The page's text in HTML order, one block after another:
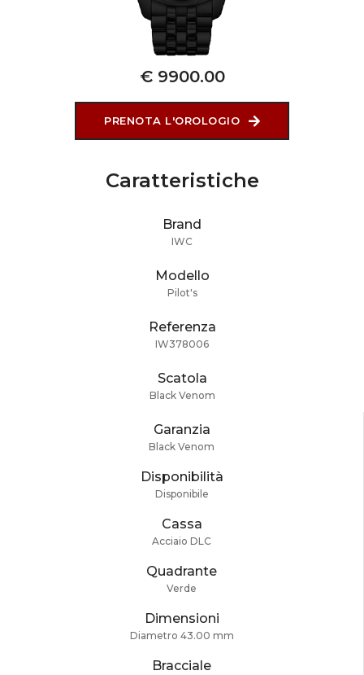
€ 9900.00
PRENOTA L'OROLOGIO
Caratteristiche
Brand
IWC
Modello
Pilot's
Referenza
IW378006
Scatola
Black Venom
Garanzia
Black Venom
Disponibilità
Disponibile
Cassa
Acciaio DLC
Quadrante
Verde
Dimensioni
Diametro 43.00 mm
Bracciale